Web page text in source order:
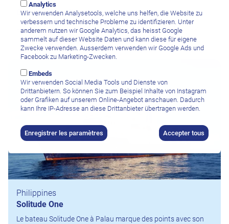
Quino el Guardian
Le Quino el Guardian, conçu pour la recherche scientifique,
propose aussi des croisières de plongée.
Philippines
Solitude One
Le bateau Solitude One à Palau marque des points avec son
Analytics
Wir verwenden Analysetools, welche uns helfen, die Website zu
verbessern und technische Probleme zu identifizieren. Unter
anderem nutzen wir Google Analytics, das heisst Google
sammelt auf dieser Website Daten und kann diese für eigene
Zwecke verwenden. Ausserdem verwenden wir Google Ads und
Facebook zu Marketing-Zwecken.
Embeds
Wir verwenden Social Media Tools und Dienste von
Drittanbietern. So können Sie zum Beispiel Inhalte von Instagram
oder Grafiken auf unserem Online-Angebot anschauen. Dadurch
kann Ihre IP-Adresse an diese Drittanbieter übertragen werden.
Enregistrer les paramètres Accepter tous